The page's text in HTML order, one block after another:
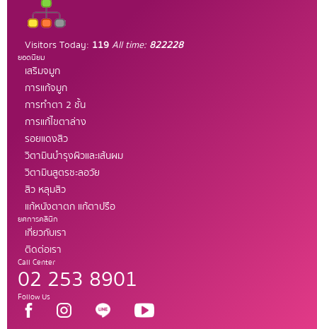
Visitors Today: 119All time: 822228
ยอดนิยม
เสริมจมูก
การแก้จมูก
การทำตา 2 ชั้น
การแก้ไขตาล่าง
รอยแดงสิว
วิตามินบำรุงผิวและเส้นผม
วิตามินสูตรชะลอวัย
สิว หลุมสิว
แก้หนังตาตก แก้ตาปรือ
ยศการคลินิก
เกี่ยวกับเรา
ติดต่อเรา
Call Center
02 253 8901
Follow Us